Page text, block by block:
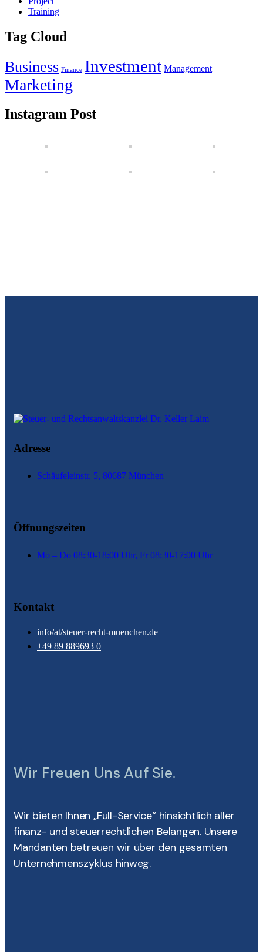
Training
Tag Cloud
Business Finance Investment Management
Marketing
Instagram Post
Adresse
Schäufeleinstr. 5, 80687 München
Öffnungszeiten
Mo – Do 08:30-18:00 Uhr, Fr 08:30-17:00 Uhr
Kontakt
info/at/steuer-recht-muenchen.de
+49 89 889693 0
Wir Freuen Uns Auf Sie.
Wir bieten Ihnen „Full-Service“ hinsichtlich aller
finanz- und steuerrechtlichen Belangen. Unsere
Mandanten betreuen wir über den gesamten
Unternehmenszyklus hinweg.